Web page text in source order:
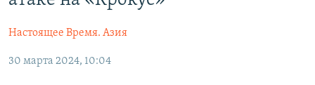
Вернутся
ЎЗБЕКЧА
ПОДПИШИТЕСЬ НА НАС В СОЦСЕТЯХ
Настоящее Время. Азия
30 марта 2024, 10:04